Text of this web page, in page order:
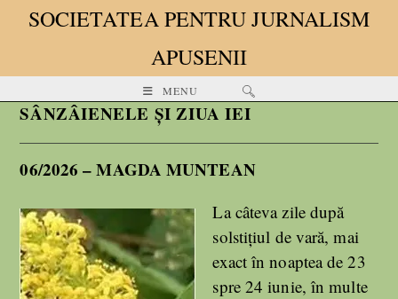
SOCIETATEA PENTRU JURNALISM
APUSENII
MENU
SÂNZÂIENELE ȘI ZIUA IEI
06/2026 – MAGDA MUNTEAN
La câteva zile după
solstițiul de vară, mai
exact în noaptea de 23
spre 24 iunie, în multe